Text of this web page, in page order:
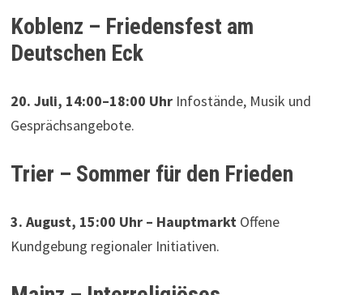
Koblenz – Friedensfest am
Deutschen Eck
20. Juli, 14:00–18:00 UhrInfostände, Musik und
Gesprächsangebote.
Trier – Sommer für den Frieden
3. August, 15:00 Uhr – HauptmarktOffene
Kundgebung regionaler Initiativen.